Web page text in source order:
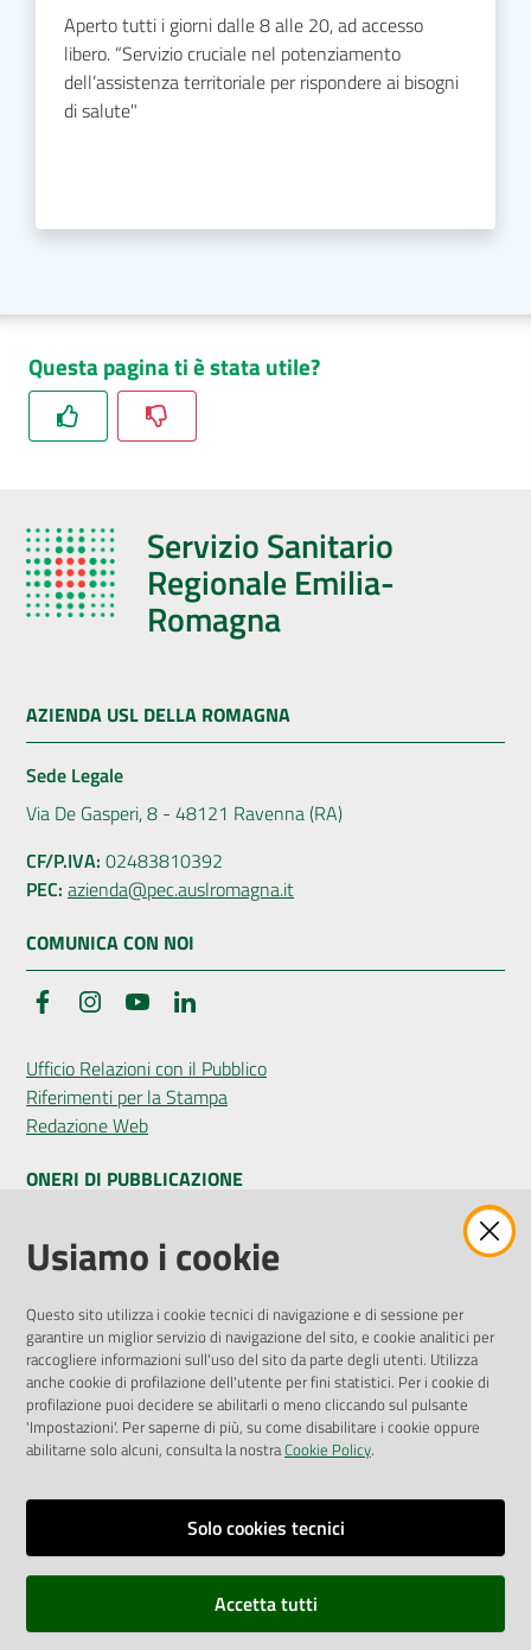
Aperto tutti i giorni dalle 8 alle 20, ad accesso
libero. “Servizio cruciale nel potenziamento
dell’assistenza territoriale per rispondere ai bisogni
di salute"
Questa pagina ti è stata utile?
Servizio Sanitario
Regionale Emilia-
Romagna
AZIENDA USL DELLA ROMAGNA
Sede Legale
Via De Gasperi, 8 - 48121 Ravenna (RA)
CF/P.IVA: 02483810392
PEC: azienda@pec.auslromagna.it
COMUNICA CON NOI
FacebookInstagramYouTube
Ufficio Relazioni con il Pubblico
Riferimenti per la Stampa
Redazione Web
ONERI DI PUBBLICAZIONE
Amministrazione Trasparente
Pubblicità legale
Privacy Policy
Attuazione Misure PNRR
Liste di Attesa
ENTI, IMPRESE E PARTNER
Fatturazione Elettronica
Richiesta Patrocinio
Usiamo i cookie
Questo sito utilizza i cookie tecnici di navigazione e di sessione per
garantire un miglior servizio di navigazione del sito, e cookie analitici per
raccogliere informazioni sull'uso del sito da parte degli utenti. Utilizza
anche cookie di profilazione dell'utente per fini statistici. Per i cookie di
profilazione puoi decidere se abilitarli o meno cliccando sul pulsante
'Impostazioni'. Per saperne di più, su come disabilitare i cookie oppure
abilitarne solo alcuni, consulta la nostraCookie Policy.
Solo cookies tecnici
Accetta tutti